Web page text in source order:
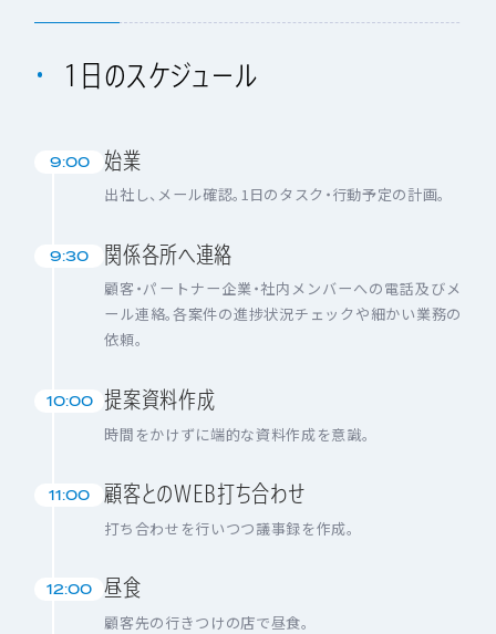
1日のスケジュール
9:00 始業
出社し、メール確認。1日のタスク・行動予定の計画。
9:30 関係各所へ連絡
顧客・パートナー企業・社内メンバーへの電話及びメ
ール連絡。各案件の進捗状況チェックや細かい業務の
依頼。
10:00 提案資料作成
時間をかけずに端的な資料作成を意識。
11:00 顧客とのWEB打ち合わせ
打ち合わせを行いつつ議事録を作成。
12:00 昼食
顧客先の行きつけの店で昼食。